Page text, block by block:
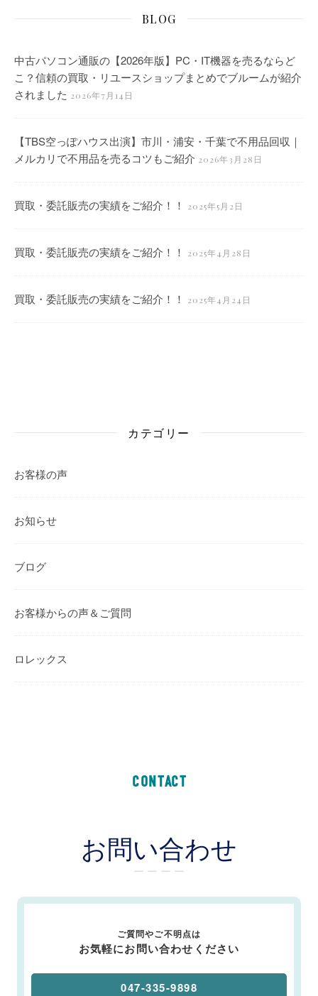
BLOG
中古パソコン通販の【2026年版】PC・IT機器を売るならど
こ？信頼の買取・リユースショップまとめでブルームが紹介
されました 2026年7月14日
【TBS空っぽハウス出演】市川・浦安・千葉で不用品回収｜
メルカリで不用品を売るコツもご紹介 2026年3月28日
買取・委託販売の実績をご紹介！！ 2025年5月2日
買取・委託販売の実績をご紹介！！ 2025年4月28日
買取・委託販売の実績をご紹介！！ 2025年4月24日
カテゴリー
お客様の声
お知らせ
ブログ
お客様からの声＆ご質問
ロレックス
CONTACT
お問い合わせ
ー ー ー ー
ご質問やご不明点は
お気軽にお問い合わせください
047-335-9898